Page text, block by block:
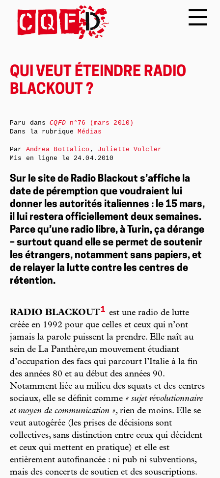
QUI VEUT ÉTEINDRE RADIO
BLACKOUT ?
Sur le site de Radio Blackout s’affiche la
date de péremption que voudraient lui
donner les autorités italiennes : le 15 mars,
il lui restera officiellement deux semaines.
Parce qu’une radio libre, à Turin, ça dérange
– surtout quand elle se permet de soutenir
les étrangers, notamment sans papiers, et
de relayer la lutte contre les centres de
rétention.
RADIO BLACKOUT 1 est une radio de lutte
créée en 1992 pour que celles et ceux qui n’ont
jamais la parole puissent la prendre. Elle naît au
sein de La Panthère,un mouvement étudiant
d’occupation des facs qui parcourt l’Italie à la fin
des années 80 et au début des années 90.
Notamment liée au milieu des squats et des centres
sociaux, elle se définit comme « sujet révolutionnaire
et moyen de communication », rien de moins. Elle se
veut autogérée (les prises de décisions sont
collectives, sans distinction entre ceux qui décident
et ceux qui mettent en pratique) et elle est
entièrement autofinancée : ni pub ni subventions,
mais des concerts de soutien et des souscriptions.
Paru dansCQFDn°76 (mars 2010)
Dans la rubriqueMédias
Par Andrea Bottalico , Juliette Volcler
Mis en ligne le 24.04.2010